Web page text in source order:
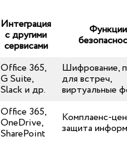
Интеграция
с другими
сервисами
Функции
Office 365,
G Suite,
Slack и др.
Шифрование,
для встреч,
виртуальные
Office 365,
OneDrive,
SharePoint
Комплаенс-
защита